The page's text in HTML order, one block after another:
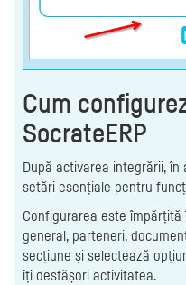
Cum
SocrateERP
După activarea integrării,
setări esențiale pentru
Configurarea este împărțită
general, parteneri,
secțiune și selectează
îți desfășori activitatea.